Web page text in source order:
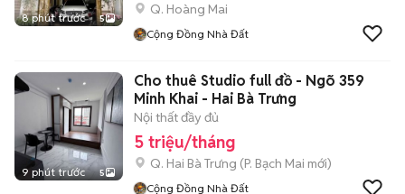
8 phút trước 5
Q. Hoàng Mai
Cộng Đồng Nhà Đất
9 phút trước 5
Cho thuê Studio full đồ - Ngõ 359
Minh Khai - Hai Bà Trưng
Nội thất đầy đủ
5 triệu/tháng
Q. Hai Bà Trưng (P. Bạch Mai mới)
Cộng Đồng Nhà Đất